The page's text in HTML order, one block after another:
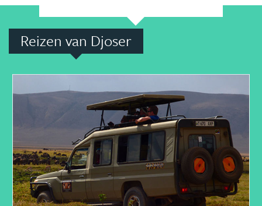
Reizen van Djoser